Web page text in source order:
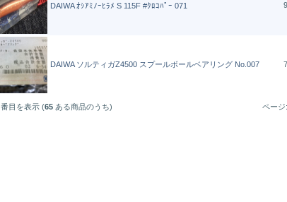
DAIWA ｵｼｱﾐﾉｰﾋﾗﾒ S 115F #ｸﾛｺﾊﾟｰ 071
DAIWA ソルティガZ4500 スプールボールベアリング No.007
番目を表示 (65 ある商品のうち) ページ: